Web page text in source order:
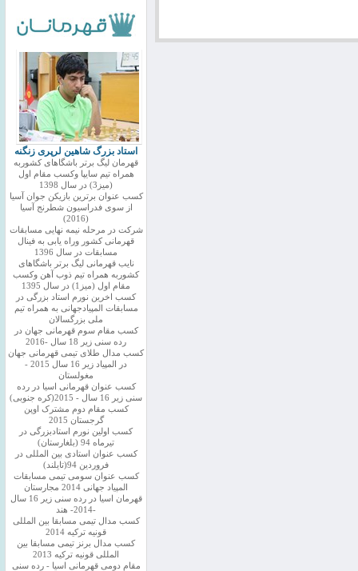
استاد بزرگ شاهین لرپری زنگنه
قهرمان لیگ برتر باشگاهای کشوربه
همراه تیم سایپا وکسب مقام اول
(میز3) در سال 1398
کسب عنوان برترین بازیکن جوان آسیا
از سوی فدراسیون شطرنج آسیا
(2016)
شرکت در مرحله نیمه نهایی مسابقات
قهرمانی کشور وراه یابی به فینال
مسابقات در سال 1396
نایب قهرمانی لیگ برتر باشگاهای
کشوربه همراه تیم ذوب آهن وکسب
مقام اول (میز1) در سال 1395
کسب اخرین نورم استاد بزرگی در
مسابقات المپیادجهانی به همراه تیم
ملی بزرگسالان
کسب مقام سوم قهرمانی جهان در
رده سنی زیر 18 سال -2016
کسب مدال طلای تیمی قهرمانی جهان
در المپیاد زیر 16 سال 2015 -
مغولستان
کسب عنوان قهرمانی اسیا در رده
سنی زیر 16 سال - 2015(کره جنوبی)
کسب مقام دوم مشترک اوپن
گرجستان 2015
کسب اولین نورم استادبزرگی در
تیرماه 94 (بلغارستان)
کسب عنوان استادی بین المللی در
فروردین 94(تایلند)
کسب عنوان سومی تیمی مسابقات
المپیاد جهانی 2014 مجارستان
قهرمان اسیا در رده سنی زیر 16 سال
-2014- هند
کسب مدال تیمی مسابقا بین المللی
قونیه ترکیه 2014
کسب مدال برنز تیمی مسابقا بین
المللی قونیه ترکیه 2013
مقام دومی قهرمانی اسیا - رده سنی